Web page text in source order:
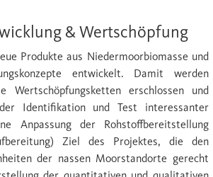
& Wertschöpfung
Produkte aus Niedermoorbiomasse und
entwickelt. Damit werden
Wertschöpfungsketten erschlossen und
Identifikation und Test interessanter
Anpassung der Rohstoffbereitstellung
Ziel des Projektes, die den
der nassen Moorstandorte gerecht